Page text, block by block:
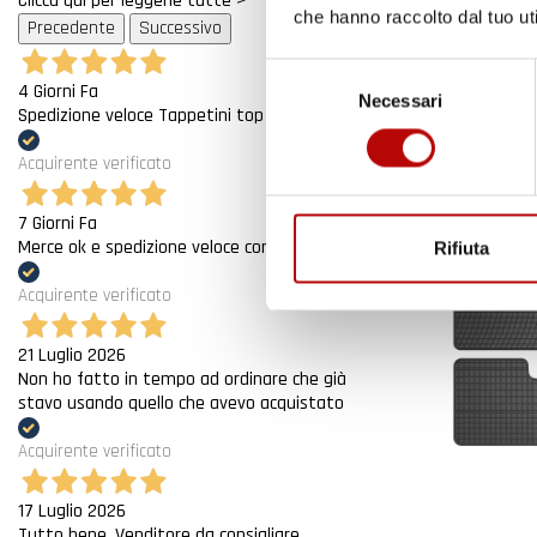
che hanno raccolto dal tuo
Necessari
Rifiuta
Precedente
Successivo
4 Giorni Fa
Spedizione veloce Tappetini top
Acquirente verificato
7 Giorni Fa
Merce ok e spedizione veloce complimenti.
Acquirente verificato
21 Luglio 2026
Non ho fatto in tempo ad ordinare che già
stavo usando quello che avevo acquistato
Acquirente verificato
17 Luglio 2026
Hatchback
Prezzo